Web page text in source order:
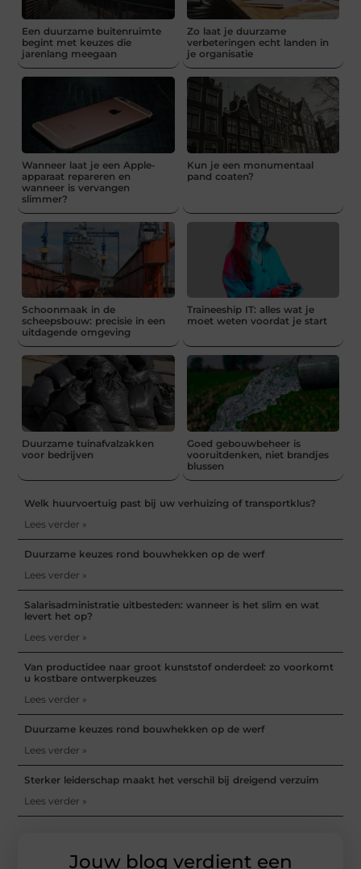
Een duurzame buitenruimte
begint met keuzes die
jarenlang meegaan
Zo laat je duurzame
verbeteringen echt landen in
je organisatie
Wanneer laat je een Apple-
apparaat repareren en
wanneer is vervangen
slimmer?
Kun je een monumentaal
pand coaten?
Schoonmaak in de
scheepsbouw: precisie in een
uitdagende omgeving
Traineeship IT: alles wat je
moet weten voordat je start
Duurzame tuinafvalzakken
voor bedrijven
Goed gebouwbeheer is
vooruitdenken, niet brandjes
blussen
Welk huurvoertuig past bij uw verhuizing of transportklus?
Lees verder »
Duurzame keuzes rond bouwhekken op de werf
Lees verder »
Salarisadministratie uitbesteden: wanneer is het slim en wat
levert het op?
Lees verder »
Van productidee naar groot kunststof onderdeel: zo voorkomt
u kostbare ontwerpkeuzes
Lees verder »
Duurzame keuzes rond bouwhekken op de werf
Lees verder »
Sterker leiderschap maakt het verschil bij dreigend verzuim
Lees verder »
Jouw blog verdient een